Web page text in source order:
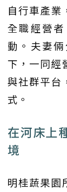
自行車產業
全職經營
動。夫妻
下，一同經
與社群平台
式。
在河床上
境
明桂蔬果園